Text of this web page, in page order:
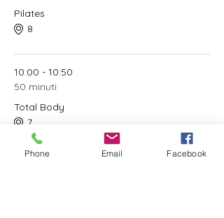
Pilates
8
10:00 - 10:50
50 minuti
Total Body
7
Phone Email Facebook